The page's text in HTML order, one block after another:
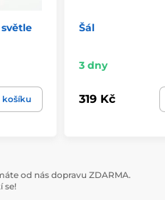
košíku
Šál
3 dny
319 Kč
od nás dopravu ZDARMA.
se!